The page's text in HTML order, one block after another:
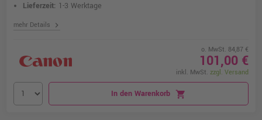
Lieferzeit: 1-3 Werktage
mehr Details chevron_right
o. MwSt. 84,87 €
101,00 €
inkl. MwSt. zzgl. Versand
In den Warenkorb shopping_cart